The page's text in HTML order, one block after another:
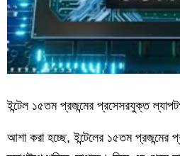
ইন্টেল ১৫তম প্রজন্মের প্রসেসরযুক্ত
আশা করা হচ্ছে, ইন্টেলের ১৫তম প্রজন্মের